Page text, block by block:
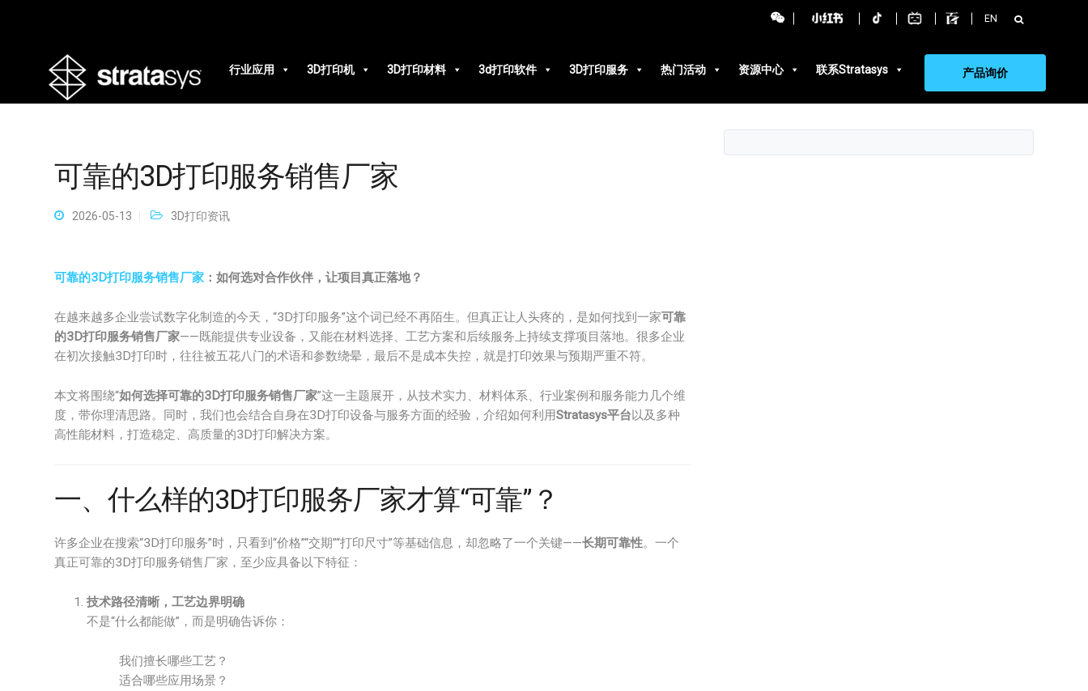
EN 搜
索：
行业应用
3D打印机 3D打印材料 3d打印软件 3D打印服务 热门活动 资源中心 联系Stratasys 产品询价
可靠的3D打印服务销售厂家
2026-05-13 3D打印资讯
可靠的3D打印服务销售厂家 ：如何选对合作伙伴，让项目真正落地？
在越来越多企业尝试数字化制造的今天，“3D打印服务”这个词已经不再陌生。但真正让人头疼的，是如何找到一家可靠
的3D打印服务销售厂家——既能提供专业设备，又能在材料选择、工艺方案和后续服务上持续支撑项目落地。很多企业
在初次接触3D打印时，往往被五花八门的术语和参数绕晕，最后不是成本失控，就是打印效果与预期严重不符。
本文将围绕“如何选择可靠的3D打印服务销售厂家”这一主题展开，从技术实力、材料体系、行业案例和服务能力几个维
度，带你理清思路。同时，我们也会结合自身在3D打印设备与服务方面的经验，介绍如何利用Stratasys平台以及多种
高性能材料，打造稳定、高质量的3D打印解决方案。
一、什么样的3D打印服务厂家才算“可靠”？
许多企业在搜索“3D打印服务”时，只看到“价格”“交期”“打印尺寸”等基础信息，却忽略了一个关键——长期可靠性。一个
真正可靠的3D打印服务销售厂家，至少应具备以下特征：
技术路径清晰，工艺边界明确
不是“什么都能做”，而是明确告诉你：
我们擅长哪些工艺？
适合哪些应用场景？